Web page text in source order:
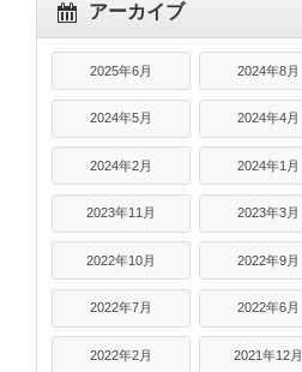
アーカイブ
2025年6月 2024年8月
2024年5月 2024年4月
2024年2月 2024年1月
2023年11月 2023年3月
2022年10月 2022年9月
2022年7月 2022年6月
2022年2月 2021年12月